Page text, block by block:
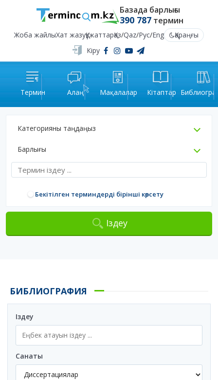
Базада барлығы
390 787термин
Жоба жайлыХат жазуҚұжаттарҚаз/Qaz/Рус/Eng
Қараңғы
Кіру
Термин Алаң Мақалалар Кітаптар
Категорияны таңдаңыз
Барлығы
Бекітілген терминдерді бірінші көрсету
Іздеу
БИБЛИОГРАФИЯ
Іздеу
Санаты